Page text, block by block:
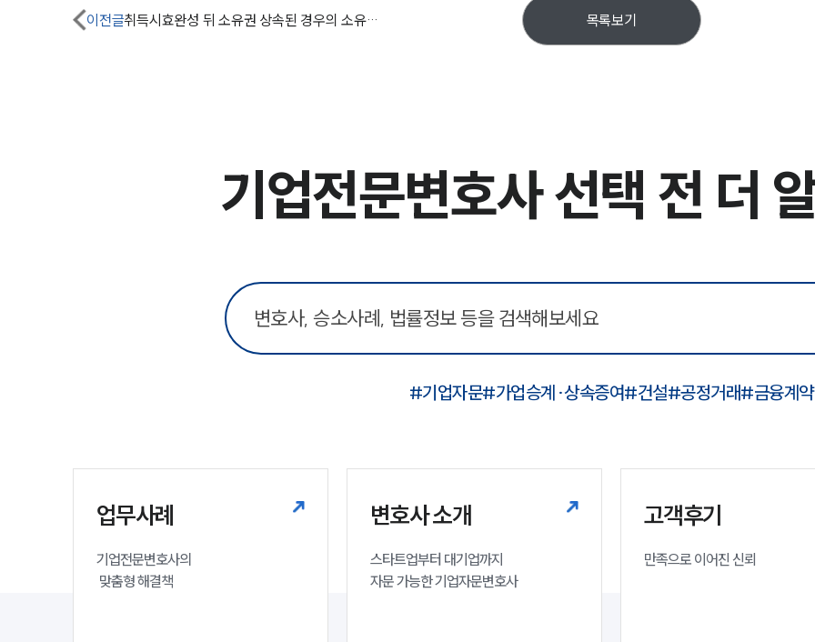
이전글 취득시효완성 뒤 소유권 상속된 경우의 소유권이전등기청구의 소장 양식 목록보기
기업전문변호사 선택 전 더
#기업자문#가업승계·상속증여#건설#공정거래#금융계약
업무사례
기업전문변호사의
맞춤형 해결책
변호사 소개
스타트업부터 대기업까지
자문 가능한 기업자문변호사
고객후기
만족으로 이어진 신뢰